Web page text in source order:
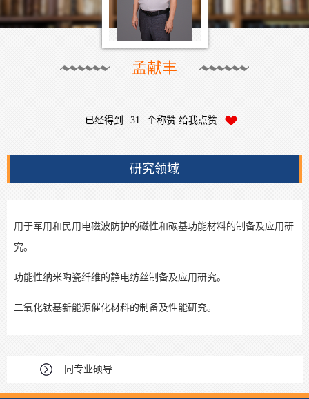
孟献丰
已经得到 31 个称赞 给我点赞
研究领域
用于军用和民用电磁波防护的磁性和碳基功能材料的制备及应用研
究。
功能性纳米陶瓷纤维的静电纺丝制备及应用研究。
二氧化钛基新能源催化材料的制备及性能研究。
同专业硕导